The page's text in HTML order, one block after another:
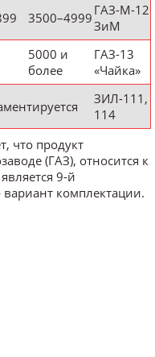
3500–4999 ГАЗ-М-12
ЗиМ
5000 и
более
ГАЗ-13
«Чайка»
ЗИЛ-111,
114
что продукт
(ГАЗ), относится к
9-й
комплектации.